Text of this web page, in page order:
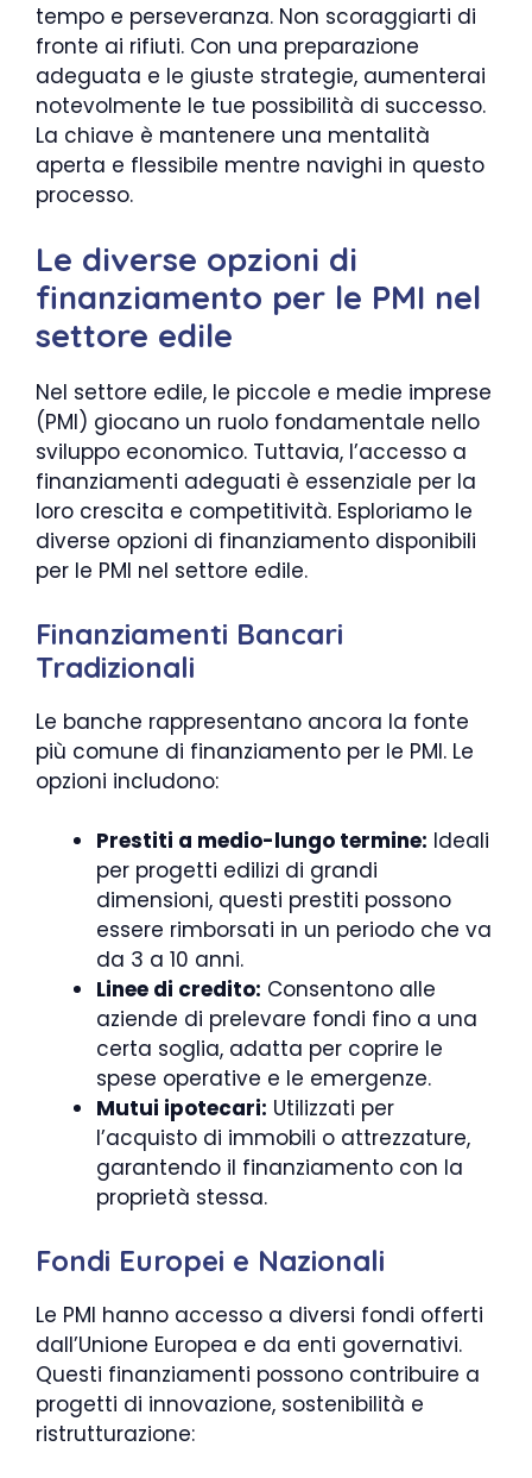
tempo e perseveranza. Non scoraggiarti di
fronte ai rifiuti. Con una preparazione
adeguata e le giuste strategie, aumenterai
notevolmente le tue possibilità di successo.
La chiave è mantenere una mentalità
aperta e flessibile mentre navighi in questo
processo.
Le diverse opzioni di
finanziamento per le PMI nel
settore edile
Nel settore edile, le piccole e medie imprese
(PMI) giocano un ruolo fondamentale nello
sviluppo economico. Tuttavia, l’accesso a
finanziamenti adeguati è essenziale per la
loro crescita e competitività. Esploriamo le
diverse opzioni di finanziamento disponibili
per le PMI nel settore edile.
Finanziamenti Bancari
Tradizionali
Le banche rappresentano ancora la fonte
più comune di finanziamento per le PMI. Le
opzioni includono:
Prestiti a medio-lungo termine: Ideali
per progetti edilizi di grandi
dimensioni, questi prestiti possono
essere rimborsati in un periodo che va
da 3 a 10 anni.
Linee di credito: Consentono alle
aziende di prelevare fondi fino a una
certa soglia, adatta per coprire le
spese operative e le emergenze.
Mutui ipotecari: Utilizzati per
l’acquisto di immobili o attrezzature,
garantendo il finanziamento con la
proprietà stessa.
Fondi Europei e Nazionali
Le PMI hanno accesso a diversi fondi offerti
dall’Unione Europea e da enti governativi.
Questi finanziamenti possono contribuire a
progetti di innovazione, sostenibilità e
ristrutturazione: